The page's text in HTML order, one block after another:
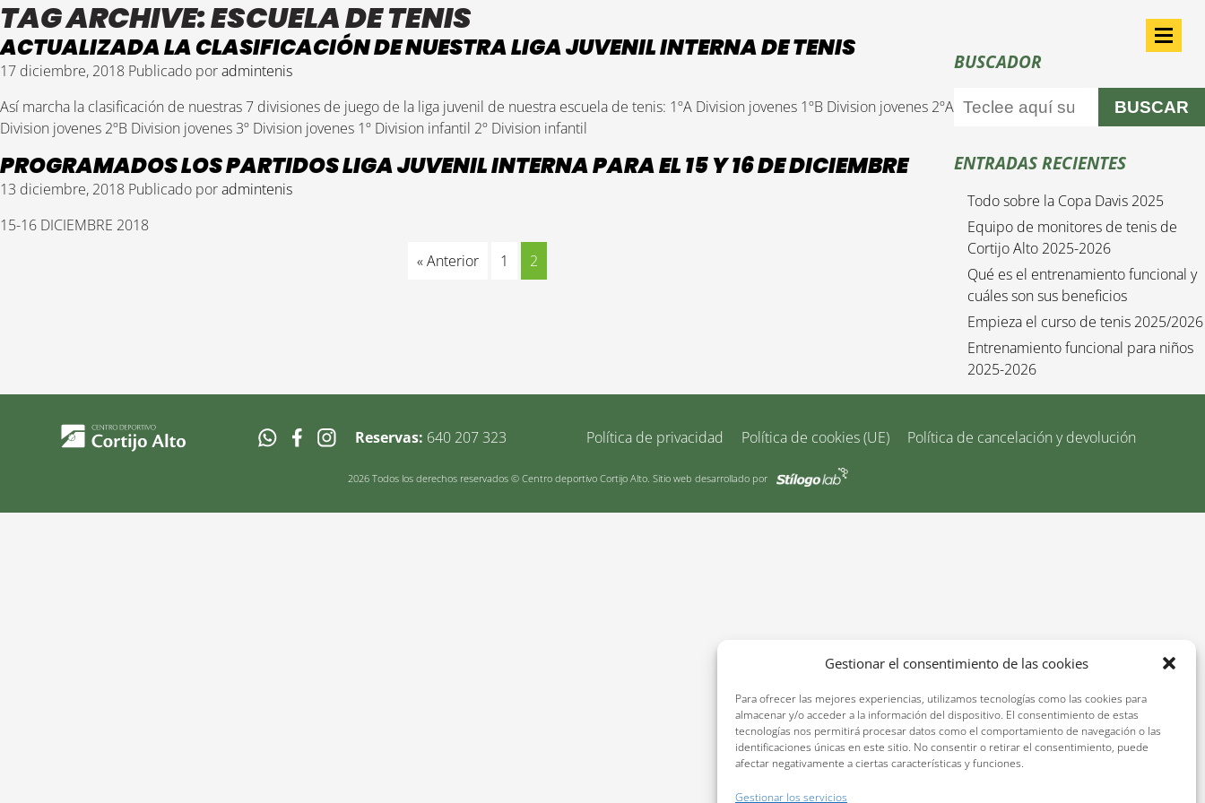
Gestionar el consentimiento de las cookies
Para ofrecer las mejores experiencias, utilizamos tecnologías como las cookies para
almacenar y/o acceder a la información del dispositivo. El consentimiento de estas
tecnologías nos permitirá procesar datos como el comportamiento de navegación o las
identificaciones únicas en este sitio. No consentir o retirar el consentimiento, puede
afectar negativamente a ciertas características y funciones.
Gestionar los servicios
TAG ARCHIVE: ESCUELA DE TENIS
ACTUALIZADA LA CLASIFICACIÓN DE NUESTRA LIGA JUVENIL INTERNA DE TENIS
17 diciembre, 2018 Publicado poradmintenis
Así marcha la clasificación de nuestras 7 divisiones de juego de la liga juvenil de nuestra escuela de tenis: 1ºA Division jovenes 1ºB Division jovenes 2ºA
Division jovenes 2ºB Division jovenes 3º Division jovenes 1º Division infantil 2º Division infantil
PROGRAMADOS LOS PARTIDOS LIGA JUVENIL INTERNA PARA EL 15 Y 16 DE DICIEMBRE
13 diciembre, 2018 Publicado poradmintenis
15-16 DICIEMBRE 2018
« Anterior
1 2
BUSCADOR
BUSCAR
ENTRADAS RECIENTES
Todo sobre la Copa Davis 2025
Equipo de monitores de tenis de
Cortijo Alto 2025-2026
Qué es el entrenamiento funcional y
cuáles son sus beneficios
Empieza el curso de tenis 2025/2026
Entrenamiento funcional para niños
2025-2026
Reservas: 640 207 323 Política de privacidad Política de cookies (UE) Política de cancelación y devolución
2026 Todos los derechos reservados © Centro deportivo Cortijo Alto. Sitio web desarrollado por